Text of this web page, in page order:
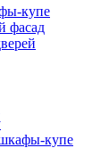
купе
фасад
купе